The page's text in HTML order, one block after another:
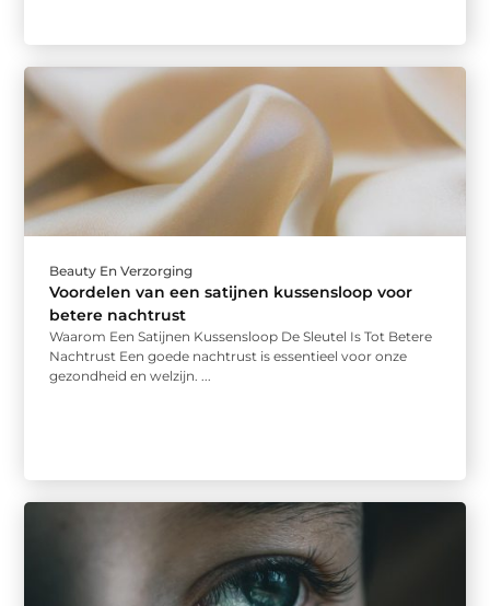
Beauty En Verzorging
Voordelen van een satijnen kussensloop voor
betere nachtrust
Waarom Een Satijnen Kussensloop De Sleutel Is Tot Betere
Nachtrust Een goede nachtrust is essentieel voor onze
gezondheid en welzijn. ...